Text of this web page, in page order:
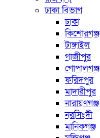
ঢাকা বিভাগ
ঢাকা
কিশোরগঞ্জ
টাঙ্গাইল
গাজীপুর
গোপালগঞ্জ
ফরিদপুর
মাদারীপুর
নারায়ণগঞ্জ
নরসিংদী
মানিকগঞ্জ